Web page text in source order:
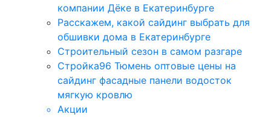
компании Дёке в Екатеринбурге
Расскажем, какой сайдинг выбрать для
обшивки дома в Екатеринбурге
Строительный сезон в самом разгаре
Стройка96 Тюмень оптовые цены на
сайдинг фасадные панели водосток
мягкую кровлю
Акции